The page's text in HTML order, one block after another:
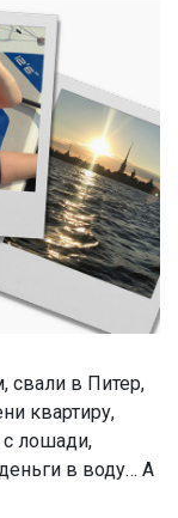
свали в Питер,
квартиру,
с лошади,
в воду… А